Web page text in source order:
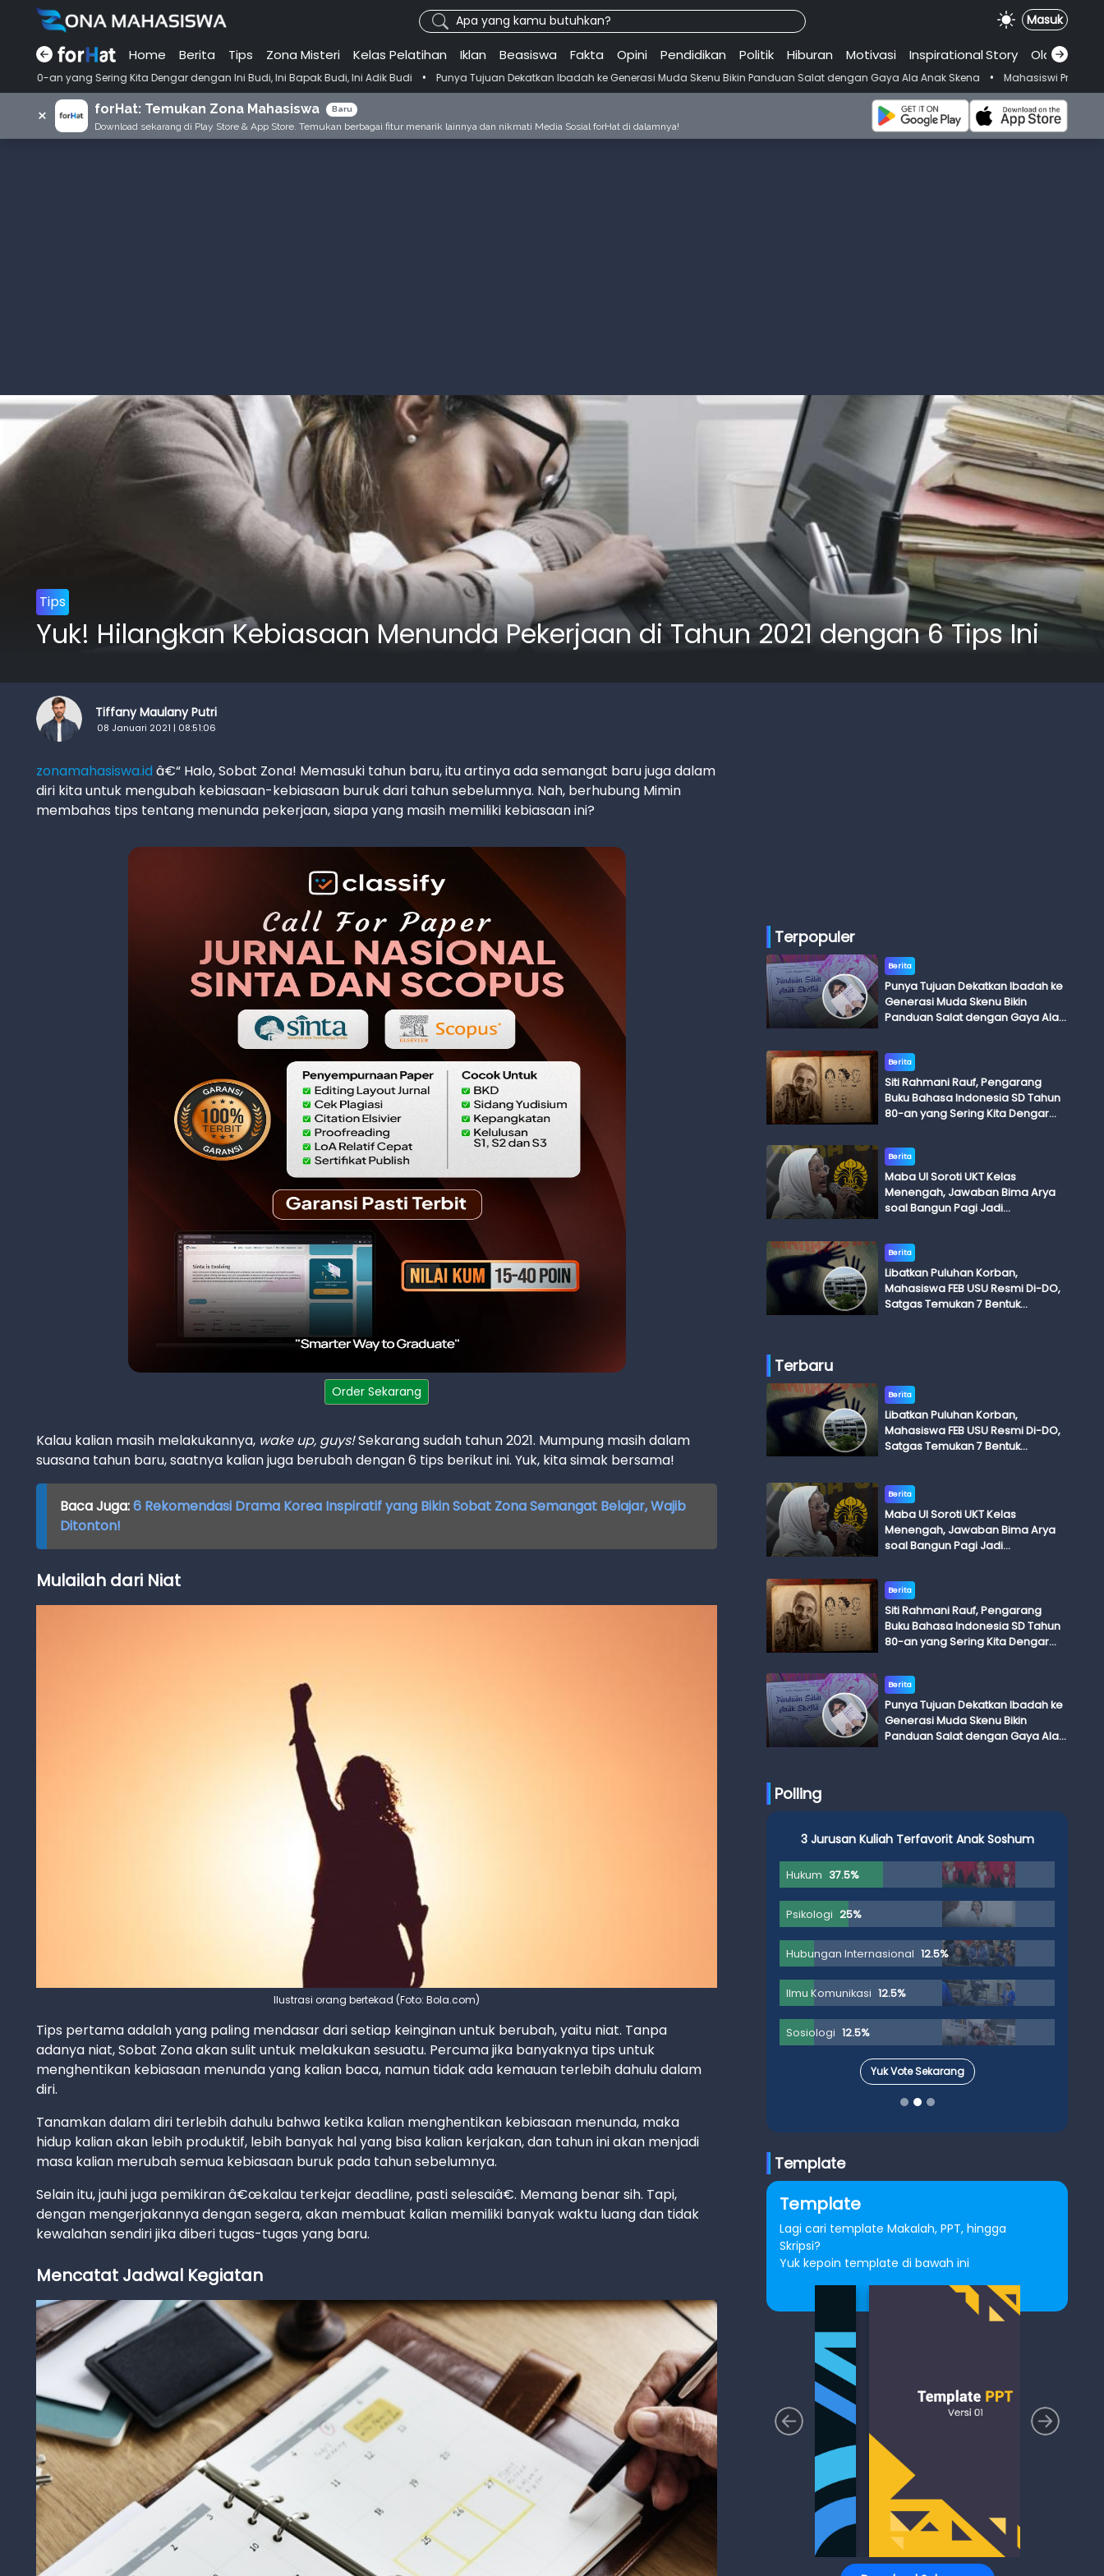
Apa yang kamu butuhkan? Masuk
Home Berita Tips Zona Misteri Kelas Pelatihan Iklan Beasiswa Fakta Opini Pendidikan Politik Hiburan Motivasi Inspirational.Story Olahraga
Kita Dengar dengan Ini Budi, Ini Bapak Budi, Ini Adik Budi • Punya Tujuan Dekatkan Ibadah ke Generasi Muda Skenu Bikin Panduan Salat dengan Gaya Ala Anak Skena • Mahasiswi Prodi FKM-Undana
× forHat: Temukan Zona Mahasiswa Baru
Download sekarang di Play Store & App Store. Temukan berbagai fitur menarik lainnya dan nikmati Media Sosial forHat di dalamnya!
Tips
Yuk! Hilangkan Kebiasaan Menunda Pekerjaan di Tahun 2021 dengan 6 Tips Ini
Tiffany Maulany Putri
08 Januari 2021 | 08:51:06
zonamahasiswa.id â€“ Halo, Sobat Zona! Memasuki tahun baru, itu artinya ada semangat baru juga dalam
diri kita untuk mengubah kebiasaan-kebiasaan buruk dari tahun sebelumnya. Nah, berhubung Mimin
membahas tips tentang menunda pekerjaan, siapa yang masih memiliki kebiasaan ini?
Order Sekarang
Kalau kalian masih melakukannya, wake up, guys!Sekarang sudah tahun 2021. Mumpung masih dalam
suasana tahun baru, saatnya kalian juga berubah dengan 6 tips berikut ini. Yuk, kita simak bersama!
Baca Juga:6 Rekomendasi Drama Korea Inspiratif yang Bikin Sobat Zona Semangat Belajar, Wajib
Ditonton!
Mulailah dari Niat
Ilustrasi orang bertekad (Foto: Bola.com)
Tips pertama adalah yang paling mendasar dari setiap keinginan untuk berubah, yaitu niat. Tanpa
adanya niat, Sobat Zona akan sulit untuk melakukan sesuatu. Percuma jika banyaknya tips untuk
menghentikan kebiasaan menunda yang kalian baca, namun tidak ada kemauan terlebih dahulu dalam
diri.
Tanamkan dalam diri terlebih dahulu bahwa ketika kalian menghentikan kebiasaan menunda, maka
hidup kalian akan lebih produktif, lebih banyak hal yang bisa kalian kerjakan, dan tahun ini akan menjadi
masa kalian merubah semua kebiasaan buruk pada tahun sebelumnya.
Selain itu, jauhi juga pemikiran â€œkalau terkejar deadline, pasti selesaiâ€. Memang benar sih. Tapi,
dengan mengerjakannya dengan segera, akan membuat kalian memiliki banyak waktu luang dan tidak
kewalahan sendiri jika diberi tugas-tugas yang baru.
Mencatat Jadwal Kegiatan
Terpopuler
Berita
Punya Tujuan Dekatkan Ibadah ke
Generasi Muda Skenu Bikin
Panduan Salat dengan Gaya Ala
Berita
Siti Rahmani Rauf, Pengarang
Buku Bahasa Indonesia SD Tahun
80-an yang Sering Kita Dengar
Adik Budi
Berita
Maba UI Soroti UKT Kelas
Menengah, Jawaban Bima Arya
soal Bangun Pagi Jadi
Berita
Libatkan Puluhan Korban,
Mahasiswa FEB USU Resmi Di-DO,
Satgas Temukan 7 Bentuk
Terbaru
Berita
Libatkan Puluhan Korban,
Mahasiswa FEB USU Resmi Di-DO,
Satgas Temukan 7 Bentuk
Berita
Maba UI Soroti UKT Kelas
Menengah, Jawaban Bima Arya
soal Bangun Pagi Jadi
Berita
Siti Rahmani Rauf, Pengarang
Buku Bahasa Indonesia SD Tahun
80-an yang Sering Kita Dengar
Adik Budi
Berita
Punya Tujuan Dekatkan Ibadah ke
Generasi Muda Skenu Bikin
Panduan Salat dengan Gaya Ala
Polling
3 Jurusan Kuliah Terfavorit Anak Soshum
Hukum 37.5%
Psikologi 25%
Hubungan Internasional 12.5%
Ilmu Komunikasi 12.5%
Sosiologi 12.5%
Yuk Vote Sekarang
Template
Template
Lagi cari template Makalah, PPT, hingga
Skripsi?
Yuk kepoin template di bawah ini